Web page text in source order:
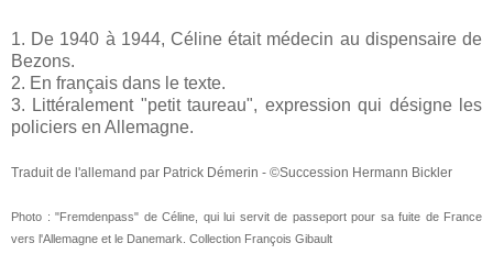
1. De 1940 à 1944, Céline était médecin au dispensaire de
Bezons.
2. En français dans le texte.
3. Littéralement "petit taureau", expression qui désigne les
policiers en Allemagne.
Traduit de l'allemand par Patrick Démerin - ©Succession Hermann Bickler
Photo : "Fremdenpass" de Céline, qui lui servit de passeport pour sa fuite de France
vers l'Allemagne et le Danemark. Collection François Gibault